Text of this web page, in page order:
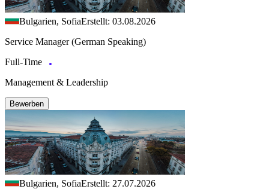
Bulgarien, SofiaErstellt: 03.08.2026
Service Manager (German Speaking)
Full-Time
Management & Leadership
Bewerben
Bulgarien, SofiaErstellt: 27.07.2026